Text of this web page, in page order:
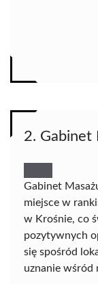
2. Gabinet
Gabinet
miejsce w
w Krośnie, co
pozytywnych
się spośród
uznanie wśród